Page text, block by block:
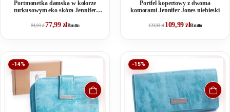
Portmonetka damska w kolorze
turkusowym eko skóra Jennifer
84,99zł77,99 złBrutto
Portfel kopertowy z dwoma
komorami Jennifer Jones niebieski
129,99zł 109,99złBrutto
-14% -15%